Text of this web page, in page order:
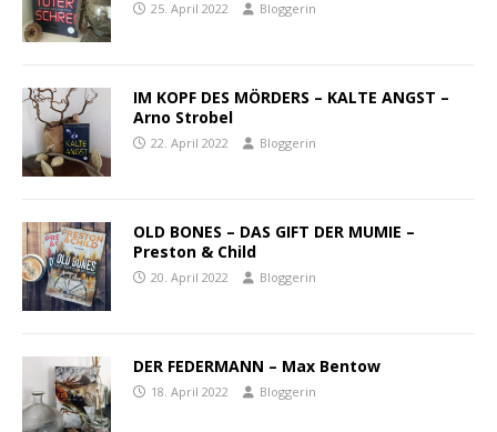
25. April 2022 Bloggerin
IM KOPF DES MÖRDERS – KALTE ANGST –
Arno Strobel
22. April 2022 Bloggerin
OLD BONES – DAS GIFT DER MUMIE –
Preston & Child
20. April 2022 Bloggerin
DER FEDERMANN – Max Bentow
18. April 2022 Bloggerin